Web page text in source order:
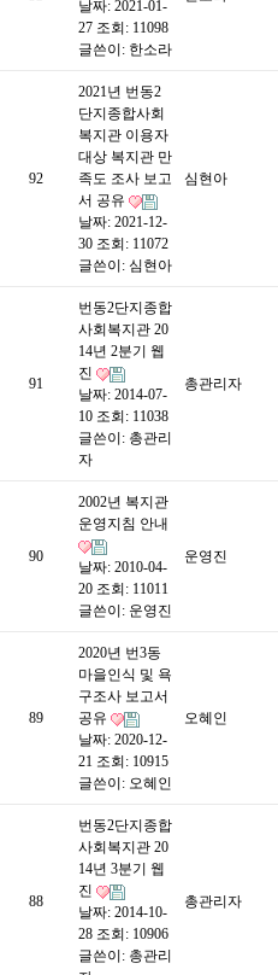
날짜: 2021-01-
27 조회: 11098
글쓴이: 한소라
92
2021년 번동2
단지종합사회
복지관 이용자
대상 복지관 만
족도 조사 보고
서 공유
날짜: 2021-12-
30 조회: 11072
글쓴이: 심현아
심현아
91
번동2단지종합
사회복지관 20
14년 2분기 웹
진
날짜: 2014-07-
10 조회: 11038
글쓴이: 총관리
자
총관리자
90
2002년 복지관
운영지침 안내
날짜: 2010-04-
20 조회: 11011
글쓴이: 운영진
운영진
89
2020년 번3동
마을인식 및 욕
구조사 보고서
공유
날짜: 2020-12-
21 조회: 10915
글쓴이: 오혜인
오혜인
88
번동2단지종합
사회복지관 20
14년 3분기 웹
진
날짜: 2014-10-
28 조회: 10906
글쓴이: 총관리
총관리자